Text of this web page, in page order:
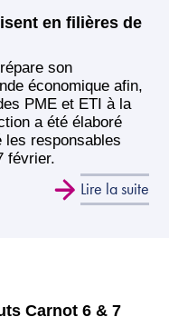
en filières de
son
économique afin,
PME et ETI à la
a été élaboré
les responsables
février.
Lire la suite
Carnot 6 & 7